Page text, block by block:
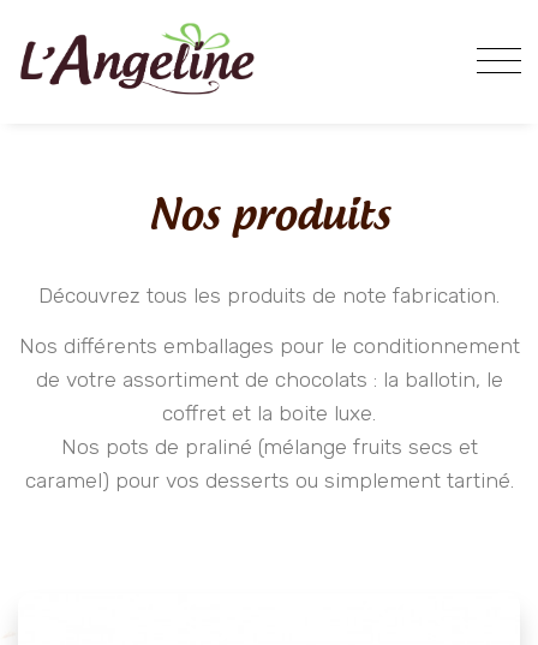
Nos produits
Découvrez tous les produits de note fabrication.
Nos différents emballages pour le conditionnement
de votre assortiment de chocolats : la ballotin, le
coffret et la boite luxe.
Nos pots de praliné (mélange fruits secs et
caramel) pour vos desserts ou simplement tartiné.